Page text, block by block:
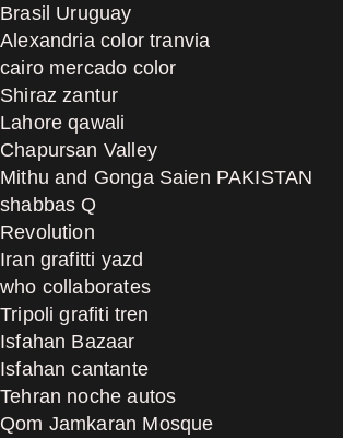
Brasil Uruguay
Alexandria color tranvia
cairo mercado color
Shiraz zantur
Lahore qawali
Chapursan Valley
Mithu and Gonga Saien PAKISTAN
shabbas Q
Revolution
Iran grafitti yazd
who collaborates
Tripoli grafiti tren
Isfahan Bazaar
Isfahan cantante
Tehran noche autos
Qom Jamkaran Mosque